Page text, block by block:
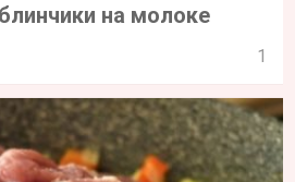
на молоке
1